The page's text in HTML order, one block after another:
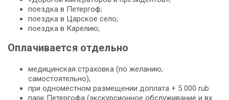
поездка в Петергоф;
поездка в Царское село;
поездка в Карелию;
Оплачивается отдельно
медицинская страховка (по желанию,
самостоятельно);
при одноместном размещении доплата + 5 000 rub
парк Петергофа (экскурсионное обслуживание и вх.